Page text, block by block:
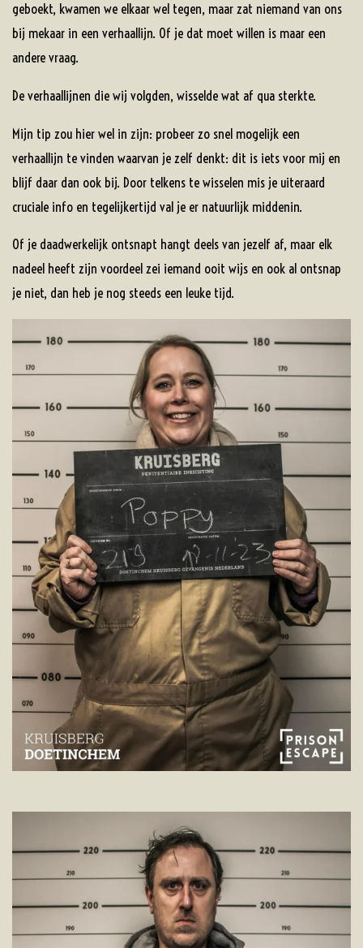
geboekt, kwamen we elkaar wel tegen, maar zat niemand van ons
bij mekaar in een verhaallijn. Of je dat moet willen is maar een
andere vraag.
De verhaallijnen die wij volgden, wisselde wat af qua sterkte.
Mijn tip zou hier wel in zijn: probeer zo snel mogelijk een
verhaallijn te vinden waarvan je zelf denkt: dit is iets voor mij en
blijf daar dan ook bij. Door telkens te wisselen mis je uiteraard
cruciale info en tegelijkertijd val je er natuurlijk middenin.
Of je daadwerkelijk ontsnapt hangt deels van jezelf af, maar elk
nadeel heeft zijn voordeel zei iemand ooit wijs en ook al ontsnap
je niet, dan heb je nog steeds een leuke tijd.